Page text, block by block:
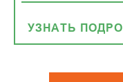
УЗНАТЬ